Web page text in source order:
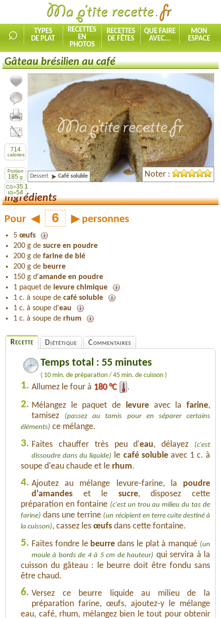
⌕
TYPES
DE PLAT
RECETTES
EN
PHOTOS
RECETTES
DE FÊTES
QUE FAIRE
AVEC...
MON
ESPACE
Gâteau brésilien au café
Ajouter la recette à mes favorites
Commenter, noter la recette
Imprimer la recette
Partager cette recette
714
calories
Portion
185 g
CG=35.1
IG=54
Dessert Café soluble Noter :
Ingrédients
Pour ◀ ▶ personnes
5 œufs
200 g de sucre en poudre
200 g de farine de blé
200 g de beurre
150 g d'amande en poudre
1 paquet de levure chimique
1 c. à soupe de café soluble
1 c. à soupe d'eau
1 c. à soupe de rhum
Recette Diététique Commentaires
Temps total : 55 minutes
( 10 min. de préparation / 45 min. de cuisson )
1. Allumez le four à 180 °C .
2. Mélangez le paquet de levureavec lafarine,
tamisez
(passez au tamis pour en séparer certains
éléments) ce mélange.
3. Faites chauffer très peu d'eau, délayez
(c'est
dissoudre dans du liquide)
le café solubleavec 1 c. à
soupe d'eau chaude et le rhum.
4. Ajoutez au mélange levure-farine, la poudre
d'amandes et le sucre, disposez cette
préparation en fontaine (c'est un trou au milieu du tas de
farine) dans une terrine (un récipient en terre cuite destiné à
la cuisson), cassez les œufs dans cette fontaine.
5. Faites fondre le beurre dans le plat à manqué (un
moule à bords de 4 à 5 cm de hauteur) qui servira à la
cuisson du gâteau : le beurre doit être fondu sans
être chaud.
6. Versez ce beurre liquide au milieu de la
préparation farine, œufs, ajoutez-y le mélange
eau, café, rhum, mélangez bien le tout pour obtenir